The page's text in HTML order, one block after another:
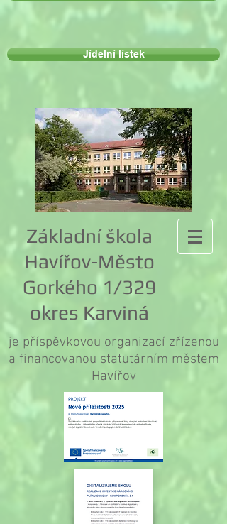
Jídelní lístek
Základní škola
Havířov-Město
Gorkého 1/329
okres Karviná
je příspěvkovou organizací zřízenou
a financovanou statutárním městem
Havířov